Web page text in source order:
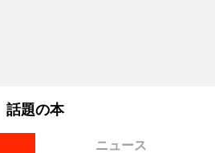
話題の本
ニュース